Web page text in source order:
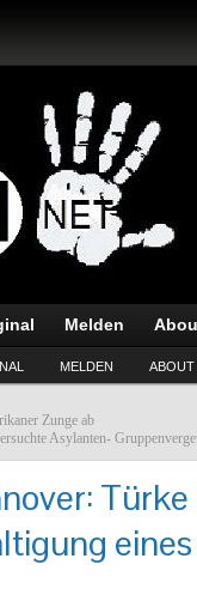
Melden
MELDEN ABOUT
Zunge ab
Asylanten-